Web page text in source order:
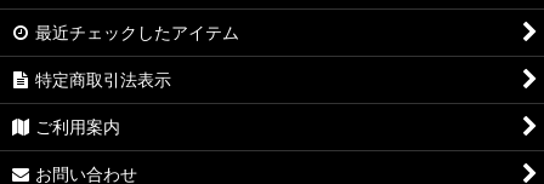
最近チェックしたアイテム
特定商取引法表示
ご利用案内
お問い合わせ